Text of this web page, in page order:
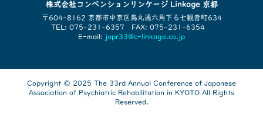
株式会社コンベンションリンケージ Linkage 京都
〒604-8162 京都市中京区烏丸通六角下る七観音町634
TEL: 075-231-6357 FAX: 075-231-6354
E-mail: japr33@c-linkage.co.jp
Copyright © 2025 The 33rd Annual Conference of Japanese
Association of Psychiatric Rehabilitation in KYOTO All Rights
Reserved.